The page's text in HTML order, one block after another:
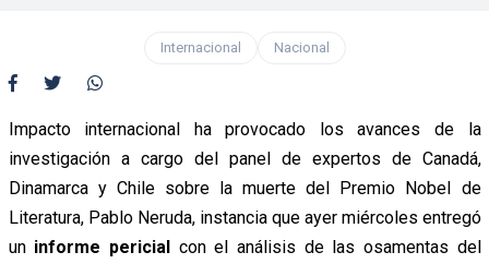
Internacional Nacional
Impacto internacional ha provocado los avances de la
investigación a cargo del panel de expertos de Canadá,
Dinamarca y Chile sobre la muerte del Premio Nobel de
Literatura, Pablo Neruda, instancia que ayer miércoles entregó
un informe pericialcon el análisis de las osamentas del